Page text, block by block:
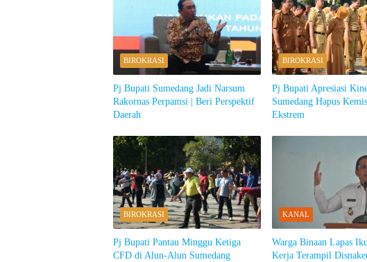
BIROKRASI
Pj Bupati Sumedang Jadi Narsum
Rakornas Perpamsi | Beri Perspektif
Daerah
BIROKRASI
Pj Bupati Apresiasi
Sumedang Hapus
Ekstrem
BIROKRASI
Pj Bupati Pantau Minggu Ketiga
CFD di Alun-Alun Sumedang
KANAL
Warga Binaan Lapas
Kerja Terampil